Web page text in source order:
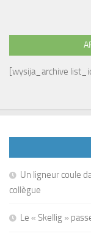
[wysija_archive
Un ligneur coule
collègue
Le « Skellig »